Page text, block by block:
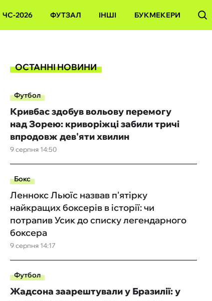
ЧС-2026 ФУТЗАЛ ІНШІ БУКМЕКЕРИ
ОСТАННІ НОВИНИ
Футбол
9 серпня 14:50
Кривбас здобув вольову перемогу
над Зорею: криворіжці забили тричі
впродовж дев'яти хвилин
Бокс
9 серпня 14:17
Леннокс Льюїс назвав п'ятірку
найкращих боксерів в історії: чи
потрапив Усик до списку легендарного
боксера
Футбол
Жадсона заарештували у Бразилії: у